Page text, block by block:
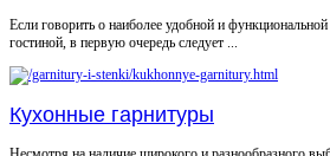
Если говорить о наиболее удобной и
гостиной, в первую очередь следует ...
Кухонные гарнитуры